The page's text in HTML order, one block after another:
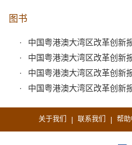
图书
中国粤港澳大湾区改革创新
中国粤港澳大湾区改革创新
中国粤港澳大湾区改革创新
中国粤港澳大湾区改革创新
关于我们 | 联系我们 | 帮